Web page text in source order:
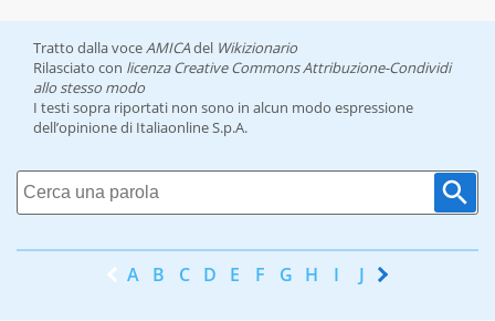
Tratto dalla voceAMICAdel Wikizionario
Rilasciato con licenza Creative Commons Attribuzione-Condividi
allo stesso modo
I testi sopra riportati non sono in alcun modo espressione
dell’opinione di Italiaonline S.p.A.
A B C D E F G H I J K